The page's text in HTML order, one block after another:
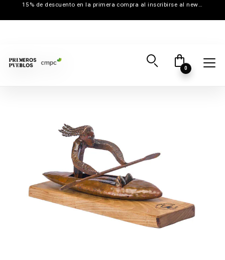
15% de descuento en la primera compra al inscribirse al newsletter
0